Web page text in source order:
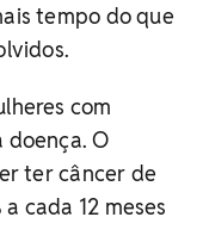
tempo do que
com
doença. O
ter câncer de
cada 12 meses